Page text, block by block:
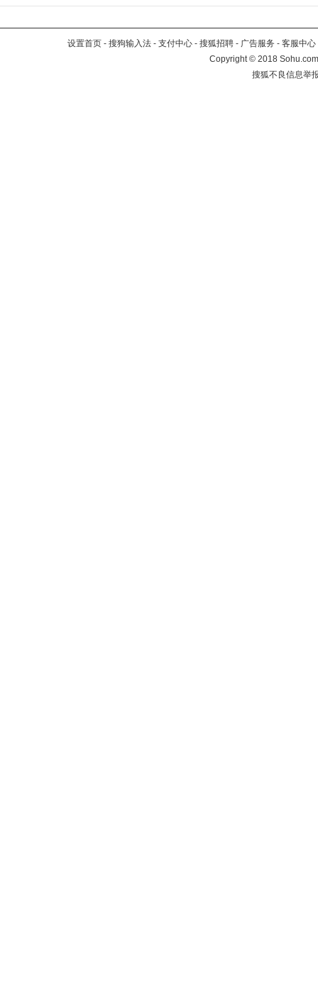
设置首页 - 搜狗输入法 - 支付中心 - 搜狐招聘 - 广告服务 - 客服中心
Copyright©2018
搜狐不良信息举